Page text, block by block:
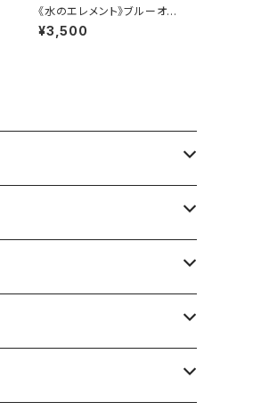
《水のエレメント》ブルーオパ
ールのタンブル【天につづく、
虹の橋】
¥3,500